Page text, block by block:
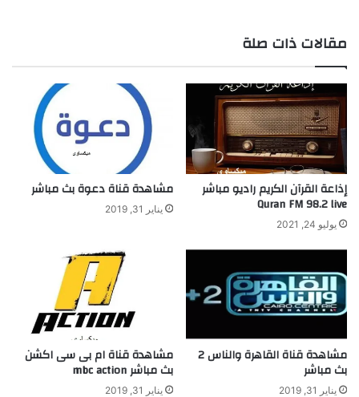
مقالات ذات صلة
إذاعة القرآن الكريم راديو مباشر
Quran FM 98.2 live
يوليو 24, 2021
مشاهدة قناة دعوة بث مباشر
يناير 31, 2019
مشاهدة قناة القاهرة والناس 2
بث مباشر
يناير 31, 2019
مشاهدة قناة ام بى سى اكشن
بث مباشر mbc action
يناير 31, 2019